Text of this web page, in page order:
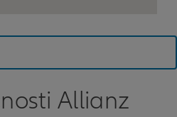
Allianz